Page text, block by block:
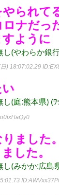
られて
ナだっ
ように
(やわらか銀
日) 18:07:02.29
(庭:熊本県) (ﾜ
ました
した。
(みかか:広島